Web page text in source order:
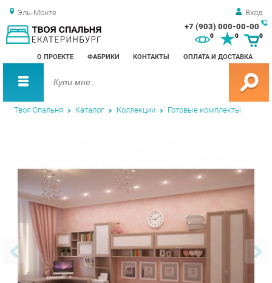
Эль-Монте Вход
+7 (903) 000-00-00
О ПРОЕКТЕ ФАБРИКИ КОНТАКТЫ ОПЛАТА И ДОСТАВКА
0 0
Твоя Спальня Каталог Коллекции Готовые комплекты